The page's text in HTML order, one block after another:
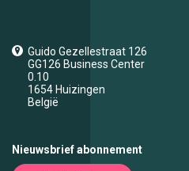
Guido Gezellestraat 126
GG126 Business Center
0.10
1654 Huizingen
België
Nieuwsbrief abonnement